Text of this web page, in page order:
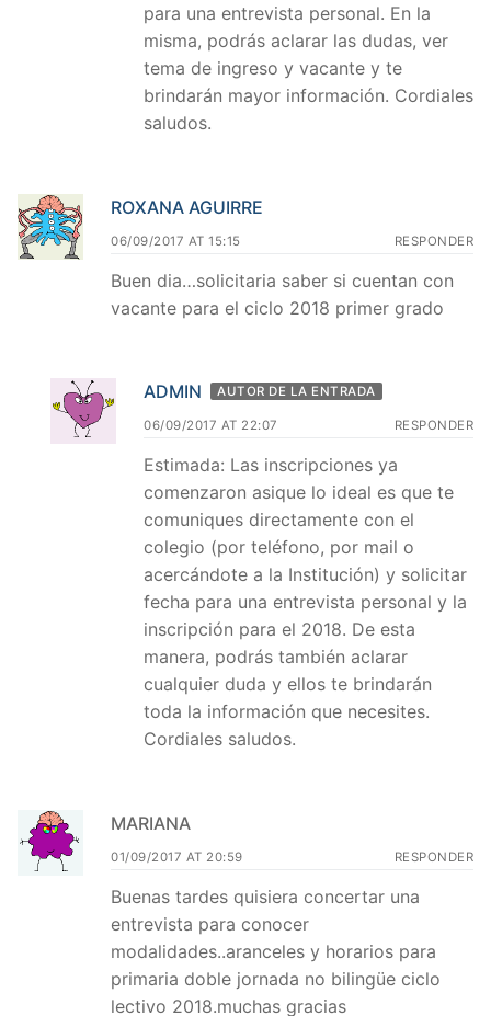
para una entrevista personal. En la
misma, podrás aclarar las dudas, ver
tema de ingreso y vacante y te
brindarán mayor información. Cordiales
saludos.
ROXANA AGUIRRE
06/09/2017 AT 15:15 RESPONDER
Buen dia…solicitaria saber si cuentan con
vacante para el ciclo 2018 primer grado
ADMIN AUTOR DE LA ENTRADA
06/09/2017 AT 22:07 RESPONDER
Estimada: Las inscripciones ya
comenzaron asique lo ideal es que te
comuniques directamente con el
colegio (por teléfono, por mail o
acercándote a la Institución) y solicitar
fecha para una entrevista personal y la
inscripción para el 2018. De esta
manera, podrás también aclarar
cualquier duda y ellos te brindarán
toda la información que necesites.
Cordiales saludos.
MARIANA
01/09/2017 AT 20:59 RESPONDER
Buenas tardes quisiera concertar una
entrevista para conocer
modalidades..aranceles y horarios para
primaria doble jornada no bilingüe ciclo
lectivo 2018.muchas gracias